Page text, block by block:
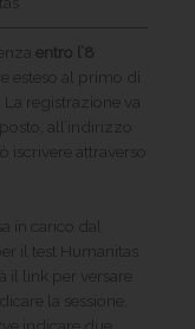
entro l’8
esteso al primo di
La registrazione va
all’indirizzo
iscrivere attraverso
in carico dal
il test Humanitas
il link per versare
la sessione.